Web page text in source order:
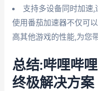
支持多设备同时加速
使用番茄加速器不仅可
高其他游戏的性能,为您
总结:哔哩哔
终极解决方案